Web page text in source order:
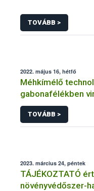
TOVÁBB >
2022. május 16, hétfő
Méhkímélő
gabonafélékben
TOVÁBB >
2023. március 24, péntek
TÁJÉKOZTATÓ
növényvédőszer-